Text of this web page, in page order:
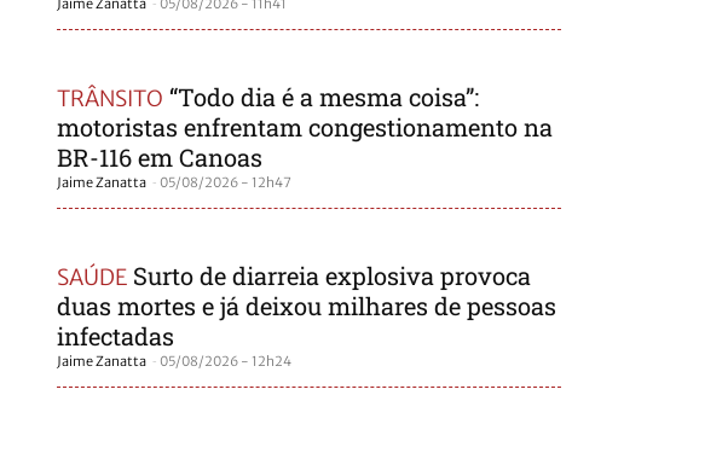
Jaime Zanatta 05/08/2026 - 11h41
TRÂNSITO “Todo dia é a mesma coisa”:
motoristas enfrentam congestionamento na
BR-116 em Canoas
Jaime Zanatta - 05/08/2026 - 12h47
SAÚDE Surto de diarreia explosiva provoca
duas mortes e já deixou milhares de pessoas
infectadas
Jaime Zanatta - 05/08/2026 - 12h24